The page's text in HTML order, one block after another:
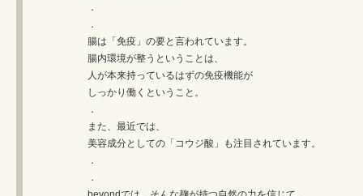
．
．
腸は「免疫」の要と言われています。
腸内環境が整うということは、
人が本来持っているはずの免疫機能が
しっかり働くということ。
．
また、最近では、
美容成分としての「コウジ酸」も注目されています。
．
．